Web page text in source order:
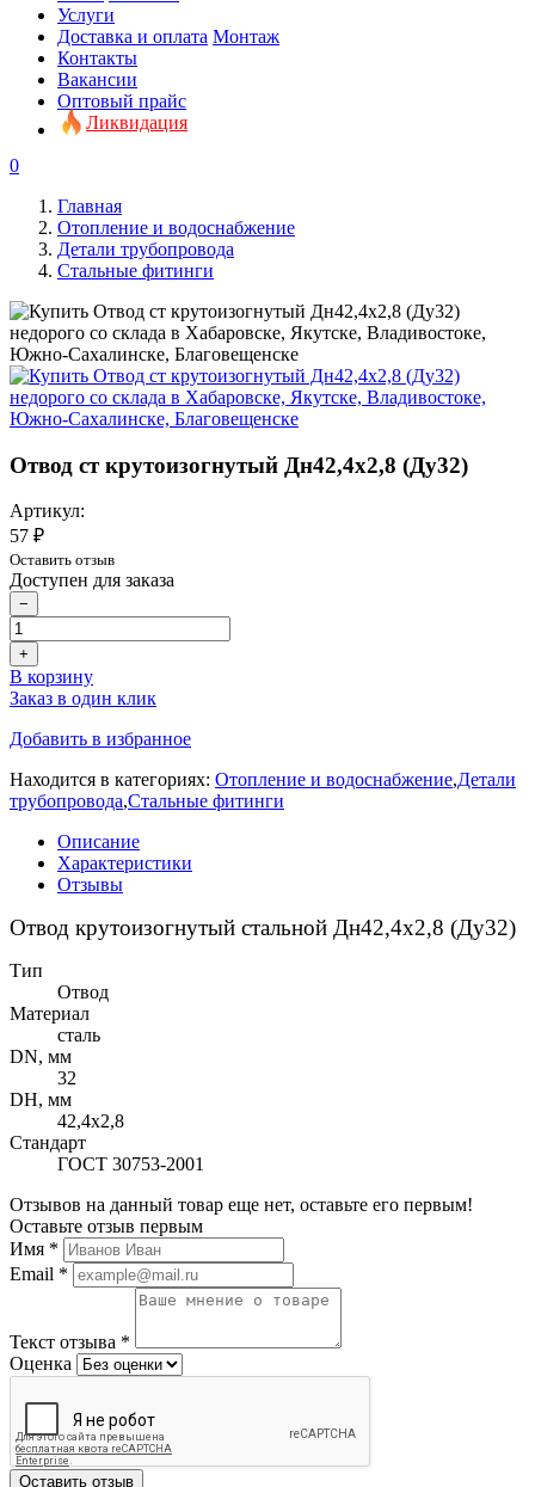
Услуги
Доставка и оплата Монтаж
Контакты
Вакансии
Оптовый прайс
Ликвидация
0
Главная
Отопление и водоснабжение
Детали трубопровода
Стальные фитинги
Отвод ст крутоизогнутый Дн42,4х2,8 (Ду32)
Артикул:
57 ₽
Оставить отзыв
Доступен для заказа
−
+
В корзину
Заказ в один клик
Добавить в избранное
Находится в категориях: Отопление и водоснабжение,Детали
трубопровода,Стальные фитинги
Описание
Характеристики
Отзывы
Отвод крутоизогнутый стальной Дн42,4х2,8 (Ду32)
Тип
Отвод
Материал
сталь
DN, мм
32
DH, мм
42,4х2,8
Стандарт
ГОСТ 30753-2001
Отзывов на данный товар еще нет, оставьте его первым!
Оставьте отзыв первым
Имя *
Email *
Текст отзыва *
Оценка
Оставить отзыв